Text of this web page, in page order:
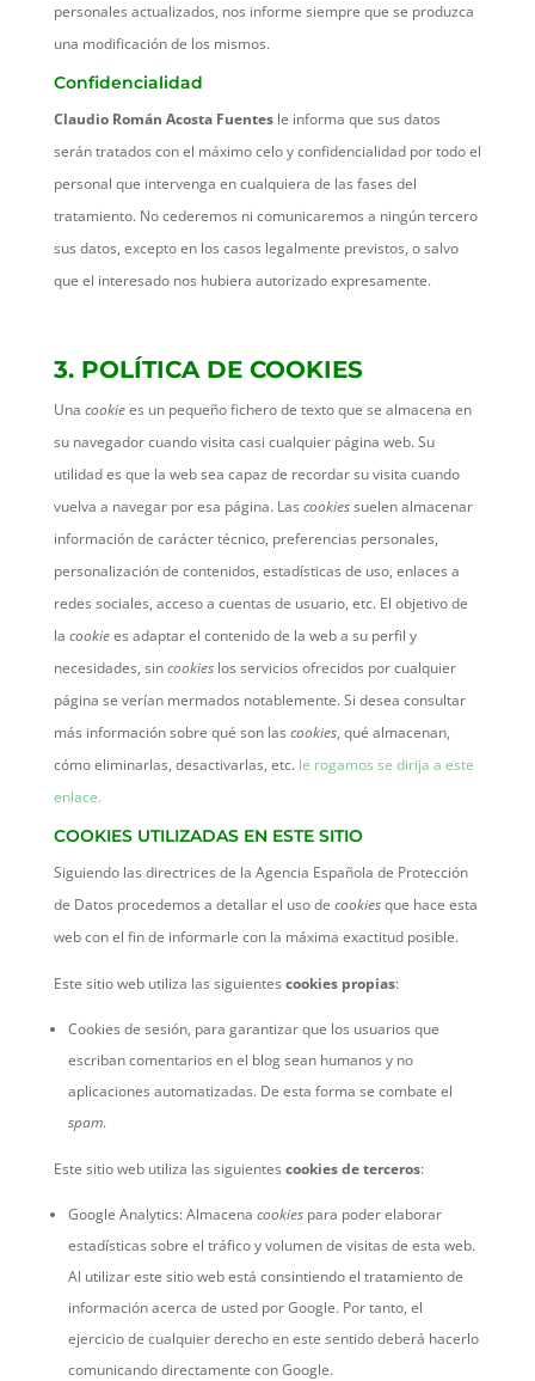
personales actualizados, nos informe siempre que se produzca
una modificación de los mismos.
Confidencialidad
Claudio Román Acosta Fuentesle informa que sus datos
serán tratados con el máximo celo y confidencialidad por todo el
personal que intervenga en cualquiera de las fases del
tratamiento. No cederemos ni comunicaremos a ningún tercero
sus datos, excepto en los casos legalmente previstos, o salvo
que el interesado nos hubiera autorizado expresamente.
3. POLÍTICA DE COOKIES
Una cookiees un pequeño fichero de texto que se almacena en
su navegador cuando visita casi cualquier página web. Su
utilidad es que la web sea capaz de recordar su visita cuando
vuelva a navegar por esa página. Las cookiessuelen almacenar
información de carácter técnico, preferencias personales,
personalización de contenidos, estadísticas de uso, enlaces a
redes sociales, acceso a cuentas de usuario, etc. El objetivo de
la cookiees adaptar el contenido de la web a su perfil y
necesidades, sincookieslos servicios ofrecidos por cualquier
página se verían mermados notablemente. Si desea consultar
más información sobre qué son las cookies, qué almacenan,
cómo eliminarlas, desactivarlas, etc. le rogamos se dirija a este
enlace.
COOKIES UTILIZADAS EN ESTE SITIO
Siguiendo las directrices de la Agencia Española de Protección
de Datos procedemos a detallar el uso de cookiesque hace esta
web con el fin de informarle con la máxima exactitud posible.
Este sitio web utiliza las siguientes cookies propias:
Cookies de sesión, para garantizar que los usuarios que
escriban comentarios en el blog sean humanos y no
aplicaciones automatizadas. De esta forma se combate el
spam.
Este sitio web utiliza las siguientes cookies de terceros:
Google Analytics: Almacena cookiespara poder elaborar
estadísticas sobre el tráfico y volumen de visitas de esta web.
Al utilizar este sitio web está consintiendo el tratamiento de
información acerca de usted por Google. Por tanto, el
ejercicio de cualquier derecho en este sentido deberá hacerlo
comunicando directamente con Google.